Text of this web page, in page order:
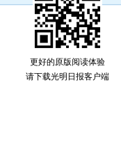
更好的原版阅读体验
请下载光明日报客户端